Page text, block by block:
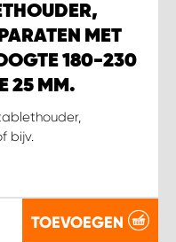
MET
180-230
25 MM.
bijv.
TOEVOEGEN